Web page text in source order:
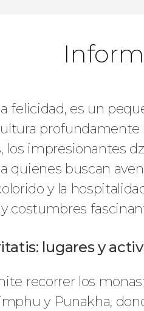
felicidad, es un
impresionantes
quienes buscan
y la
costumbres
lugares y
recorrer los
y Punakha,